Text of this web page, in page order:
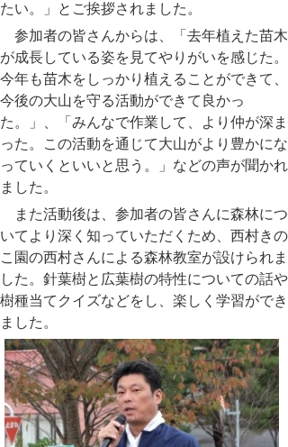
たい。」とご挨拶されました。
参加者の皆さんからは、「去年植えた苗木
が成長している姿を見てやりがいを感じた。
今年も苗木をしっかり植えることができて、
今後の大山を守る活動ができて良かっ
た。」、「みんなで作業して、より仲が深ま
った。この活動を通じて大山がより豊かにな
っていくといいと思う。」などの声が聞かれ
ました。
また活動後は、参加者の皆さんに森林につ
いてより深く知っていただくため、西村きの
こ園の西村さんによる森林教室が設けられま
した。針葉樹と広葉樹の特性についての話や
樹種当てクイズなどをし、楽しく学習ができ
ました。